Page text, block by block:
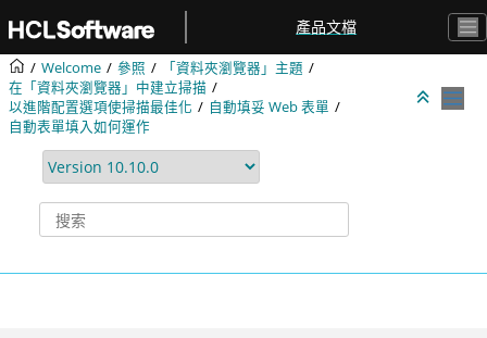
產品文檔
Welcome 參照
「資料夾瀏覽器」主題
在「資料夾瀏覽器」中建立掃描
以進階配置選項使掃描最佳化
自動填妥 Web 表單
自動表單填入如何運作